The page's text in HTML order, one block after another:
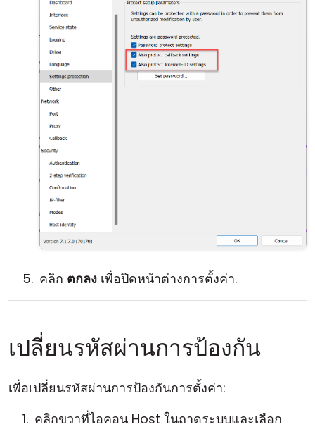
คลิก ตกลง เพื่อปิดหน้าต่างการตั้งค่า.
เปลี่ยนรหัสผ่านการป้องกัน
เพื่อเปลี่ยนรหัสผ่านการป้องกันการตั้งค่า:
คลิกขวาที่ไอคอน Host ในถาดระบบและเลือก